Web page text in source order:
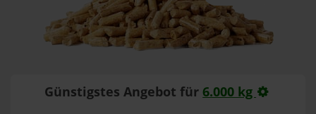
Günstigstes Angebot für 6.000 kg